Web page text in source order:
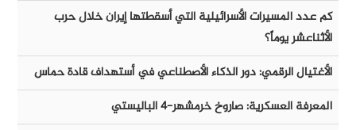
كم عدد المسيرات الأسرائيلية التي أسقطتها إيران خلال حرب
الأثناعشر يوماً؟
الأغتيال الرقمي: دور الذكاء الأصطناعي في أستهداف قادة حماس
المعرفة العسكرية: صاروخ خرمشهر-٤ الباليستي